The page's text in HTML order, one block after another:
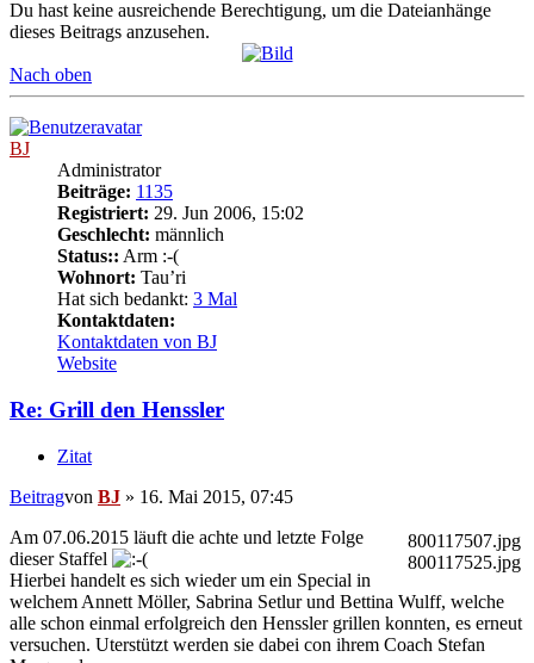
Du hast keine ausreichende Berechtigung, um die Dateianhänge
dieses Beitrags anzusehen.
Nach oben
BJ
Administrator
Beiträge: 1135
Registriert: 29. Jun 2006, 15:02
Geschlecht: männlich
Status:: Arm :-(
Wohnort: Tau’ri
Hat sich bedankt: 3 Mal
Kontaktdaten:
Kontaktdaten von BJ
Website
Re: Grill den Henssler
Zitat
Beitragvon BJ » 16. Mai 2015, 07:45
800117507.jpg
800117525.jpg
Am 07.06.2015 läuft die achte und letzte Folge
dieser Staffel
Hierbei handelt es sich wieder um ein Special in
welchem Annett Möller, Sabrina Setlur und Bettina Wulff, welche
alle schon einmal erfolgreich den Henssler grillen konnten, es erneut
versuchen. Uterstützt werden sie dabei con ihrem Coach Stefan